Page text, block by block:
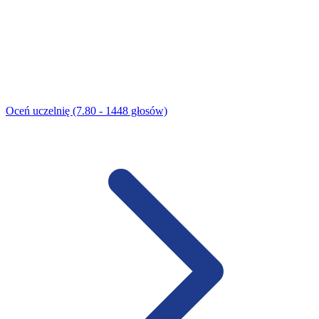
Oceń uczelnię (7.80 - 1448 głosów)